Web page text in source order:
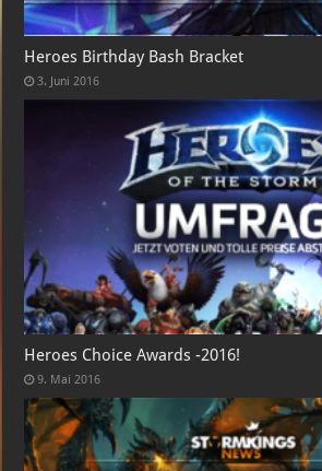
Heroes Birthday Bash Bracket
3. Juni 2016
Heroes Choice Awards -2016!
9. Mai 2016